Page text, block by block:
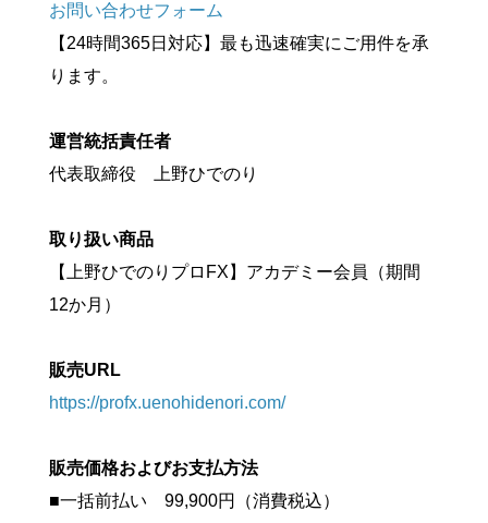
お問い合わせフォーム
【24時間365日対応】最も迅速確実にご用件を承
ります。
運営統括責任者
代表取締役 上野ひでのり
取り扱い商品
【上野ひでのりプロFX】アカデミー会員（期間
12か月）
販売URL
https://profx.uenohidenori.com/
販売価格およびお支払方法
■一括前払い 99,900円（消費税込）